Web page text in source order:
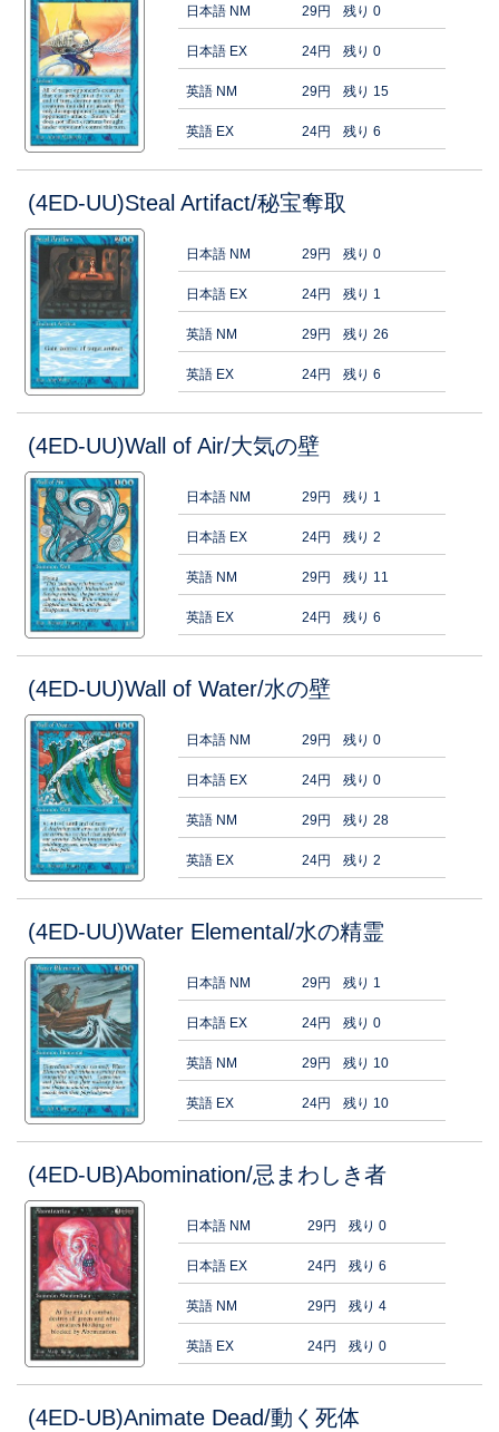
日本語 NM 29円 残り 0
日本語 EX 24円 残り 0
英語 NM 29円 残り 15
英語 EX 24円 残り 6
(4ED-UU)Steal Artifact/秘宝奪取
日本語 NM 29円 残り 0
日本語 EX 24円 残り 1
英語 NM 29円 残り 26
英語 EX 24円 残り 6
(4ED-UU)Wall of Air/大気の壁
日本語 NM 29円 残り 1
日本語 EX 24円 残り 2
英語 NM 29円 残り 11
英語 EX 24円 残り 6
(4ED-UU)Wall of Water/水の壁
日本語 NM 29円 残り 0
日本語 EX 24円 残り 0
英語 NM 29円 残り 28
英語 EX 24円 残り 2
(4ED-UU)Water Elemental/水の精霊
日本語 NM 29円 残り 1
日本語 EX 24円 残り 0
英語 NM 29円 残り 10
英語 EX 24円 残り 10
(4ED-UB)Abomination/忌まわしき者
日本語 NM 29円 残り 0
日本語 EX 24円 残り 6
英語 NM 29円 残り 4
英語 EX 24円 残り 0
(4ED-UB)Animate Dead/動く死体